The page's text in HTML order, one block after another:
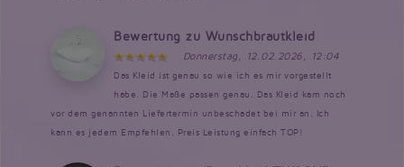
Bewertung zu Wunschbrautkleid
Donnerstag, 12.02.2026, 12:04
Das Kleid ist genau so wie ich es mir vorgestellt
habe. Die Maße passen genau. Das Kleid kam noch
vor dem genannten Liefertermin unbeschadet bei mir an. Ich
kann es jedem Empfehlen. Preis Leistung einfach TOP!